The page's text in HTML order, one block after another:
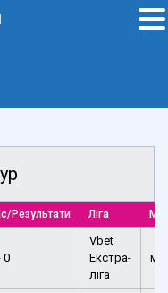
Результати Ліга
0
Vbet
Екстра-
ліга
м.